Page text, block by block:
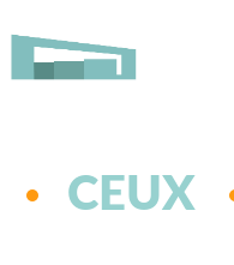
CEUX